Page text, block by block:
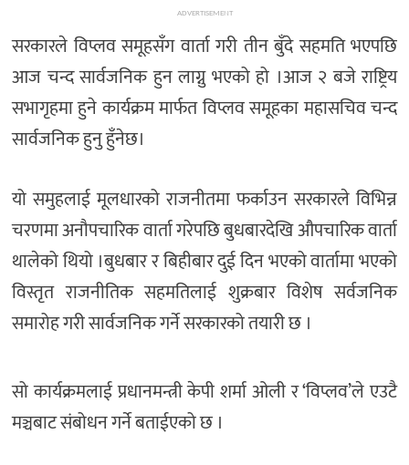
ADVERTISEMENT
सरकारले विप्लव समूहसँग वार्ता गरी तीन बुँदे सहमति भएपछि
आज चन्द सार्वजनिक हुन लाग्नु भएको हो ।आज २ बजे राष्ट्रिय
सभागृहमा हुने कार्यक्रम मार्फत विप्लव समूहका महासचिव चन्द
सार्वजनिक हुनु हुँनेछ।
यो समुहलाई मूलधारको राजनीतमा फर्काउन सरकारले विभिन्न
चरणमा अनौपचारिक वार्ता गरेपछि बुधबारदेखि औपचारिक वार्ता
थालेको थियो ।बुधबार र बिहीबार दुई दिन भएको वार्तामा भएको
विस्तृत राजनीतिक सहमतिलाई शुक्रबार विशेष सर्वजनिक
समारोह गरी सार्वजनिक गर्ने सरकारको तयारी छ ।
सो कार्यक्रमलाई प्रधानमन्त्री केपी शर्मा ओली र ‘विप्लव’ले एउटै
मञ्चबाट संबोधन गर्ने बताईएको छ ।